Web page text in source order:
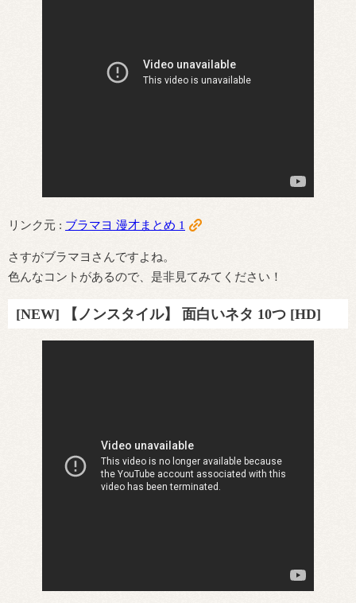
リンク元 : ブラマヨ 漫才まとめ 1
さすがブラマヨさんですよね。
色んなコントがあるので、是非見てみてください！
[NEW] 【ノンスタイル】 面白いネタ 10つ [HD]